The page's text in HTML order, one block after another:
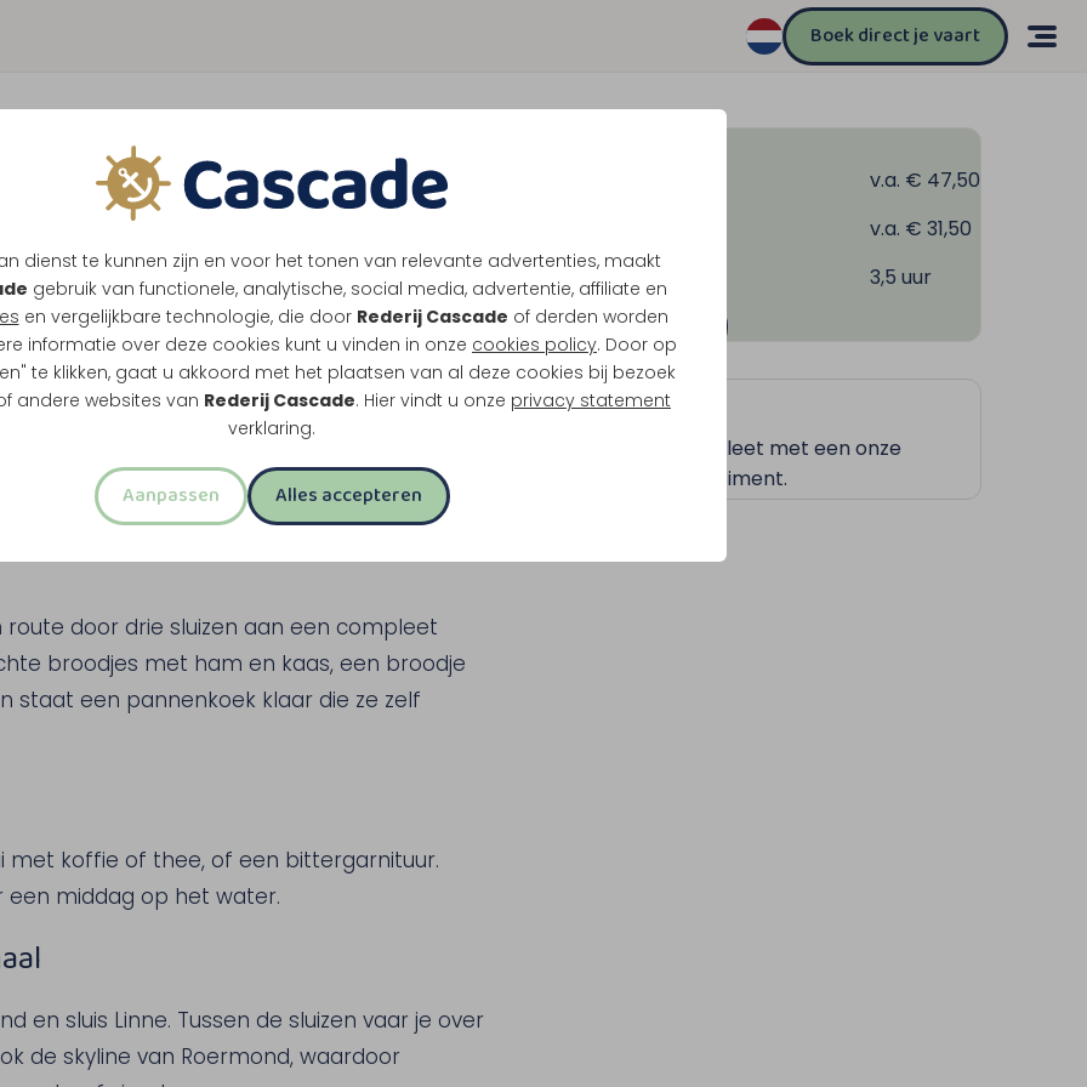
dienst te kunnen zijn en voor het tonen van relevante advertenties, maakt
gebruik van functionele, analytische, social media, advertentie, affiliate en
en vergelijkbare technologie, die door Rederij Cascade of derden worden
informatie over deze cookies kunt u vinden in onze cookies policy. Door op
te klikken, gaat u akkoord met het plaatsen van al deze cookies bij bezoek
andere websites van Rederij Cascade. Hier vindt u onze privacy statement
verklaring.
Aanpassen Alles accepteren
Boek direct je vaart
lunch, gebak of bittergarnituur en drankjes
in beeld.
door drie sluizen aan een compleet
broodjes met ham en kaas, een broodje
staat een pannenkoek klaar die ze zelf
met koffie of thee, of een bittergarnituur.
een middag op het water.
en sluis Linne. Tussen de sluizen vaar je over
de skyline van Roermond, waardoor
v.a. € 47,50
v.a. € 31,50
Duur
3,5 uur
Boek deze tocht
Tip!
Maak je tocht compleet met een onze
heerlijke vlaai assortiment.